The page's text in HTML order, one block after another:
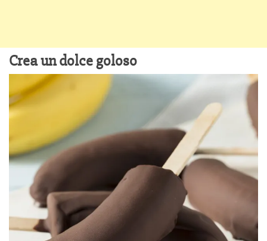
Crea un dolce goloso